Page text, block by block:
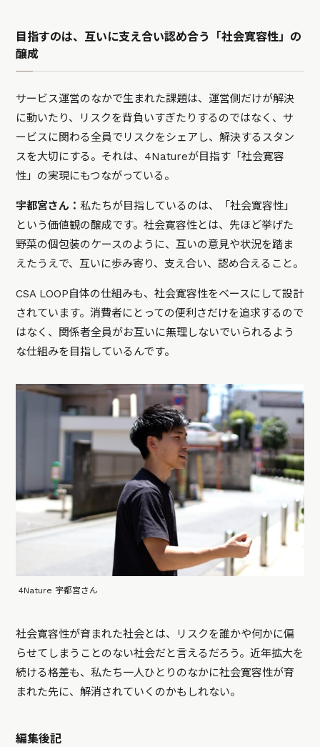
目指すのは、互いに支え合い認め合う「社会寛容性」の
醸成
サービス運営のなかで生まれた課題は、運営側だけが解決
に動いたり、リスクを背負いすぎたりするのではなく、サ
ービスに関わる全員でリスクをシェアし、解決するスタン
スを大切にする。それは、4Natureが目指す「社会寛容
性」の実現にもつながっている。
宇都宮さん：私たちが目指しているのは、「社会寛容性」
という価値観の醸成です。社会寛容性とは、先ほど挙げた
野菜の個包装のケースのように、互いの意見や状況を踏ま
えたうえで、互いに歩み寄り、支え合い、認め合えること。
CSA LOOP自体の仕組みも、社会寛容性をベースにして設計
されています。消費者にとっての便利さだけを追求するので
はなく、関係者全員がお互いに無理しないでいられるよう
な仕組みを目指しているんです。
4Nature 宇都宮さん
社会寛容性が育まれた社会とは、リスクを誰かや何かに偏
らせてしまうことのない社会だと言えるだろう。近年拡大を
続ける格差も、私たち一人ひとりのなかに社会寛容性が育
まれた先に、解消されていくのかもしれない。
編集後記